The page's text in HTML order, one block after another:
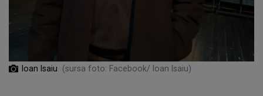
Ioan Isaiu (sursa foto: Facebook/ Ioan Isaiu)